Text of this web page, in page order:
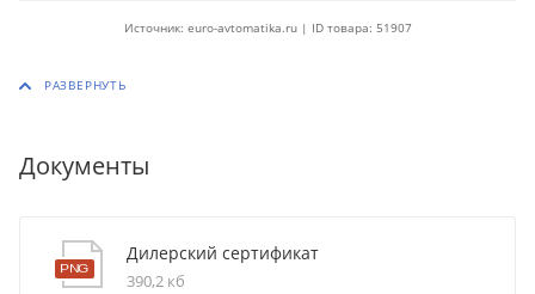
Источник: euro-avtomatika.ru | ID товара: 51907
Документы
Дилерский сертификат
390,2 кб